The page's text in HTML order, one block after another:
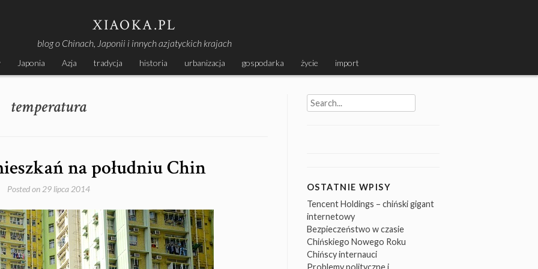
XIAOKA.PL
blog o Chinach, Japonii i innych azjatyckich krajach
Japonia Azja tradycja historia urbanizacja gospodarka życie import
temperatura
na południu Chin
Posted on 29 lipca 2014
Search
for:
OSTATNIE WPISY
Tencent Holdings – chiński gigant
internetowy
Bezpieczeństwo w czasie
Chińskiego Nowego Roku
Chińscy internauci
Problemy polityczne i